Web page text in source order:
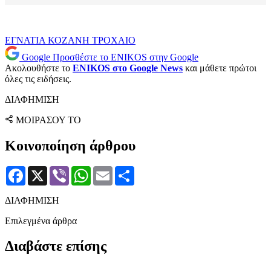
ΕΓΝΑΤΙΑ ΚΟΖΑΝΗ ΤΡΟΧΑΙΟ
Google Προσθέστε το ENIKOS στην Google
Ακολουθήστε το ENIKOS στο Google News και μάθετε πρώτοι
όλες τις ειδήσεις.
ΔΙΑΦΗΜΙΣΗ
ΜΟΙΡΑΣΟΥ ΤΟ
Κοινοποίηση άρθρου
Facebook
X Viber WhatsApp
Email
ΔΙΑΦΗΜΙΣΗ
Επιλεγμένα άρθρα
Διαβάστε επίσης